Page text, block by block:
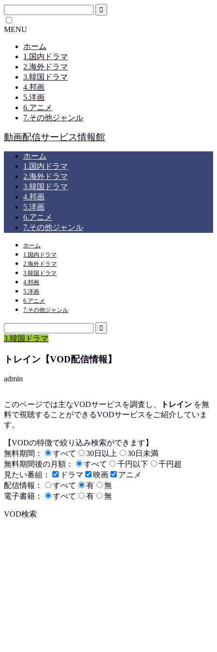
MENU
ホーム
1.国内ドラマ
2.海外ドラマ
3.韓国ドラマ
4.邦画
5.洋画
6.アニメ
7.その他ジャンル
動画配信サービス情報館
ホーム
1.国内ドラマ
2.海外ドラマ
3.韓国ドラマ
4.邦画
5.洋画
6.アニメ
7.その他ジャンル
ホーム
1.国内ドラマ
2.海外ドラマ
3.韓国ドラマ
4.邦画
5.洋画
6.アニメ
7.その他ジャンル
3.韓国ドラマ
トレイン【VOD配信情報】
admin
このページでは主なVODサービスを調査し、 トレイン を無
料で視聴することができるVODサービスをご紹介していま
す。
【VODの特徴で絞り込み検索ができます】
無料期間：
すべて 30日以上
30日未満
無料期間後の月額：
すべて 千円以下
千円超
見たい番組：
ドラマ 映画
アニメ
配信情報：
すべて 有
無
電子書籍：
すべて 有 無
VOD検索